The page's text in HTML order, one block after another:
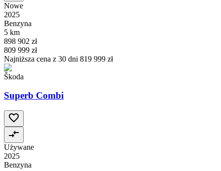
Nowe
2025
Benzyna
5 km
898 902 zł
809 999 zł
Najniższa cena z 30 dni 819 999 zł
Škoda
Superb Combi
Używane
2025
Benzyna